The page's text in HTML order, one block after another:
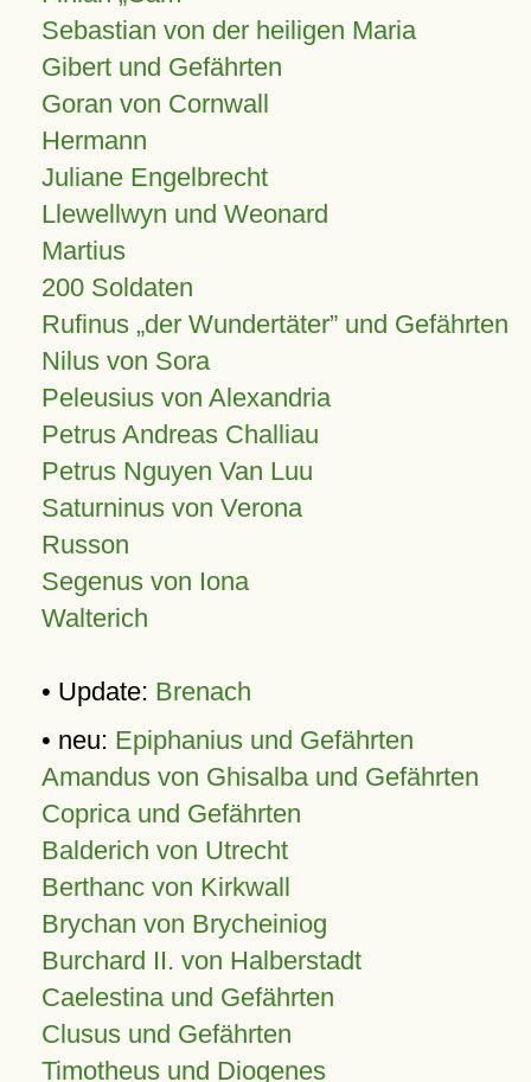
Sebastian von der heiligen Maria
Gibert und Gefährten
Goran von Cornwall
Hermann
Juliane Engelbrecht
Llewellwyn und Weonard
Martius
200 Soldaten
Rufinus „der Wundertäter” und Gefährten
Nilus von Sora
Peleusius von Alexandria
Petrus Andreas Challiau
Petrus Nguyen Van Luu
Saturninus von Verona
Russon
Segenus von Iona
Walterich
• Update: Brenach
• neu: Epiphanius und Gefährten
Amandus von Ghisalba und Gefährten
Coprica und Gefährten
Balderich von Utrecht
Berthanc von Kirkwall
Brychan von Brycheiniog
Burchard II. von Halberstadt
Caelestina und Gefährten
Clusus und Gefährten
Timotheus und Diogenes